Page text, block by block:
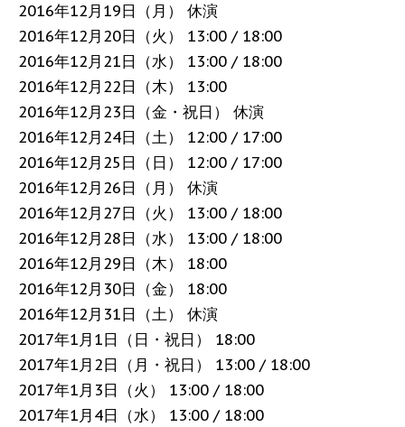
2016年12月19日（月） 休演
2016年12月20日（火） 13:00 / 18:00
2016年12月21日（水） 13:00 / 18:00
2016年12月22日（木） 13:00
2016年12月23日（金・祝日） 休演
2016年12月24日（土） 12:00 / 17:00
2016年12月25日（日） 12:00 / 17:00
2016年12月26日（月） 休演
2016年12月27日（火） 13:00 / 18:00
2016年12月28日（水） 13:00 / 18:00
2016年12月29日（木） 18:00
2016年12月30日（金） 18:00
2016年12月31日（土） 休演
2017年1月1日（日・祝日） 18:00
2017年1月2日（月・祝日） 13:00 / 18:00
2017年1月3日（火） 13:00 / 18:00
2017年1月4日（水） 13:00 / 18:00